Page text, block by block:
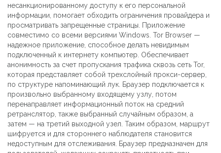
несанкционированному доступу к его персональной
информации, помогает обходить ограничения провайдера и
просматривать запрещенные страницы. Приложение
совместимо со всеми версиями Windows. Tor Browser —
надежное приложение, способное делать невидимым
подключенный к интернету компьютер. Обеспечивает
анонимность за счет пропускания трафика сквозь сеть Tor,
которая представляет собой трехслойный прокси-сервер,
по структуре напоминающий лук. Браузер подключается к
произвольно выбранному входящему узлу, потом
перенаправляет информационный поток на средний
ретранслятор, также выбранный случайным образом, а
затем — на третий выходной узел. Таким образом, маршрут
шифруется и для стороннего наблюдателя становится
недоступным для отслеживания. Браузер предназначен для